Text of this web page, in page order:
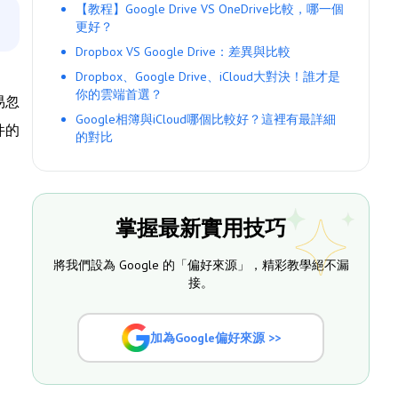
忽
的
【教程】Google Drive VS OneDrive比較，哪一個
更好？
Dropbox VS Google Drive：差異與比較
Dropbox、Google Drive、iCloud大對決！誰才是
你的雲端首選？
Google相簿與iCloud哪個比較好？這裡有最詳細
的對比
掌握最新實用技巧
將我們設為 Google 的「偏好來源」，精彩教學絕不漏
接。
加為Google偏好來源 >>